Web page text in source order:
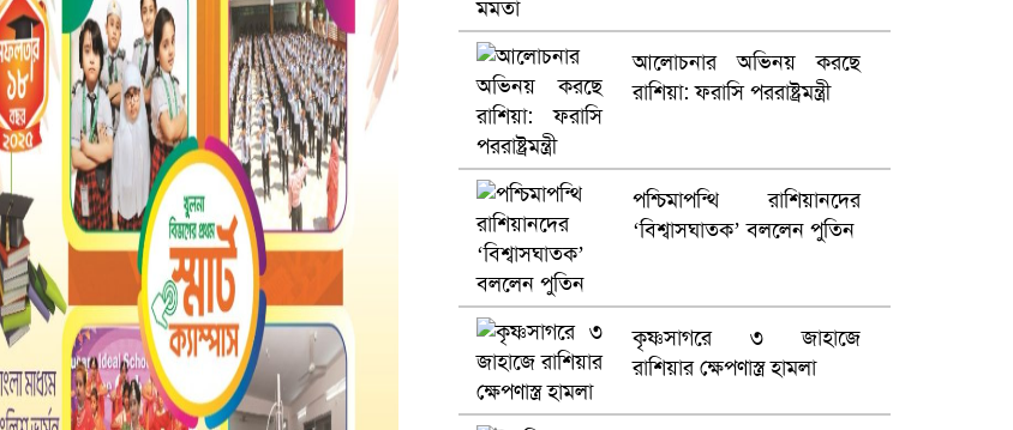
হলিউডে নতুন প্রেমের গুঞ্জন
আলোচনার অভিনয় করছে
রাশিয়া: ফরাসি পররাষ্ট্রমন্ত্রী
পশ্চিমাপন্থি রাশিয়ানদের
‘বিশ্বাসঘাতক’ বললেন পুতিন
কৃষ্ণসাগরে ৩ জাহাজে
রাশিয়ার ক্ষেপণাস্ত্র হামলা